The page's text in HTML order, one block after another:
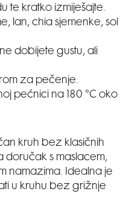
te kratko izmiješajte.
lan, chia sjemenke, sol
dobijete gustu, ali
za pečenje.
pećnici na 180 °C oko
kruh bez klasičnih
doručak s maslacem,
namazima. Idealna je
u kruhu bez grižnje